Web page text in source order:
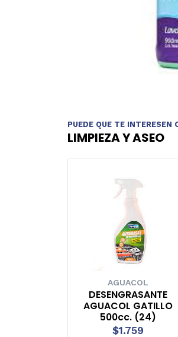
PUEDE QUE TE INTERESEN
LIMPIEZA Y ASEO
AGUACOL
DESENGRASANTE
AGUACOL GATILLO
500cc. (24)
$1.759